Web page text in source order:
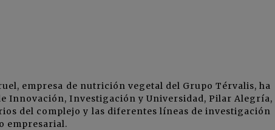
empresa de nutrición vegetal del Grupo Térvalis, ha
Innovación, Investigación y Universidad, Pilar Alegría,
del complejo y las diferentes líneas de investigación
empresarial.